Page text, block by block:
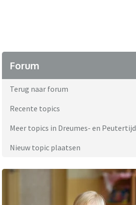
Forum
Terug naar forum
Recente topics
Meer topics in Dreumes- en Peutertijd
Nieuw topic plaatsen